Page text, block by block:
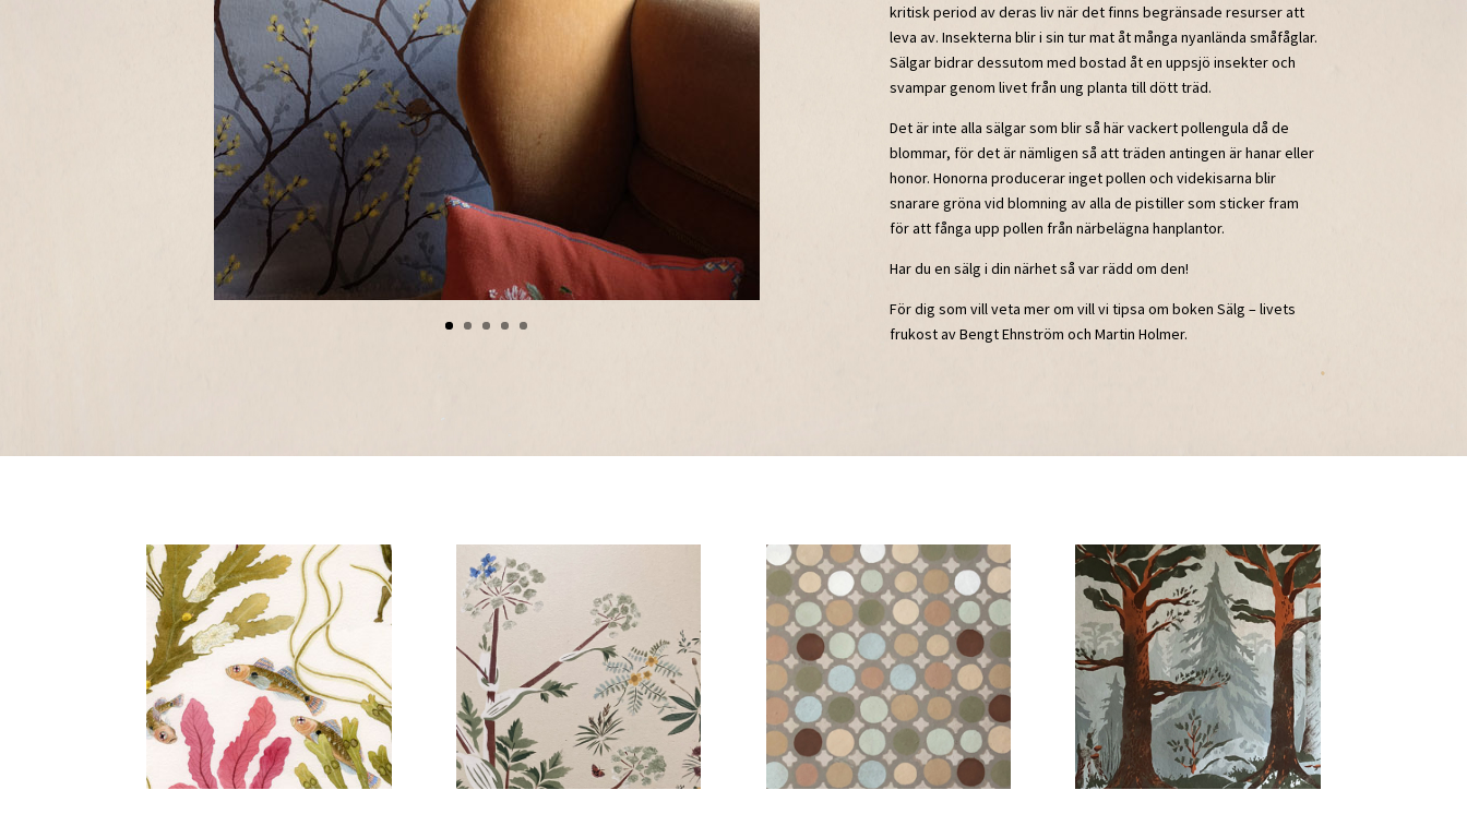
kritisk period av deras liv när det finns begränsade resurser att
leva av. Insekterna blir i sin tur mat åt många nyanlända småfåglar.
Sälgar bidrar dessutom med bostad åt en uppsjö insekter och
svampar genom livet från ung planta till dött träd.
Det är inte alla sälgar som blir så här vackert pollengula då de
blommar, för det är nämligen så att träden antingen är hanar eller
honor. Honorna producerar inget pollen och videkisarna blir
snarare gröna vid blomning av alla de pistiller som sticker fram
för att fånga upp pollen från närbelägna hanplantor.
Har du en sälg i din närhet så var rädd om den!
För dig som vill veta mer om vill vi tipsa om boken Sälg – livets
frukost av Bengt Ehnström och Martin Holmer.